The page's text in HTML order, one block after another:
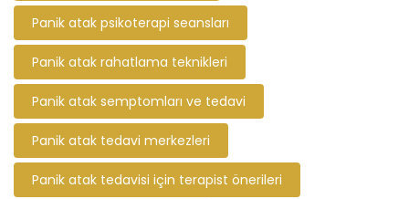
Panik atak psikoterapi seansları
Panik atak rahatlama teknikleri
Panik atak semptomları ve tedavi
Panik atak tedavi merkezleri
Panik atak tedavisi için terapist önerileri